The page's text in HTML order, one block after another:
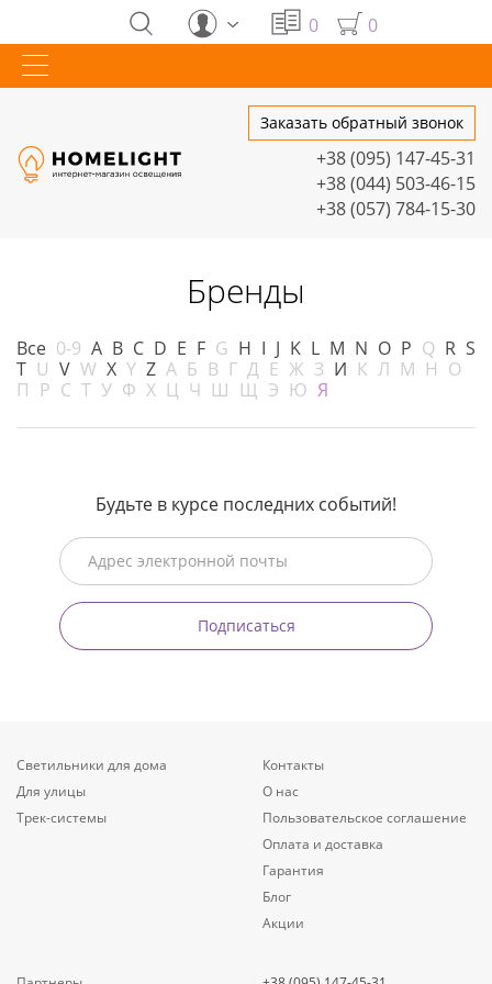
0 0
Заказать обратный звонок
+38 (095) 147-45-31
+38 (044) 503-46-15
+38 (057) 784-15-30
Бренды
Все 0-9 A B C D E F G H I J K L M N O P Q R S
T U V W X Y Z А Б В Г Д Е Ж З И К Л М Н О
П Р С Т У Ф Х Ц Ч Ш Щ Э Ю Я
Будьте в курсе последних событий!
Подписаться
Светильники для дома
Для улицы
Трек-системы
Контакты
О нас
Пользовательское соглашение
Оплата и доставка
Гарантия
Блог
Акции